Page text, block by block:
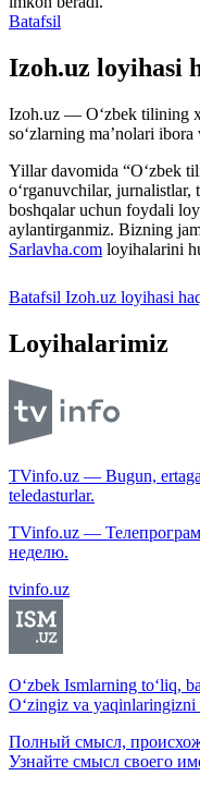
Batafsil
Izoh.uz loyihasi
Izoh.uz — O‘zbek tilining
so‘zlarning ma’nolari
Yillar davomida “O‘zbek
o‘rganuvchilar,
boshqalar uchun foydali
aylantirganmiz. Bizning
Sarlavha.com loyihalarini
Batafsil Izoh.uz loyihasi
Loyihalarimiz
TVinfo.uz — Bugun,
teledasturlar.
TVinfo.uz —
неделю.
tvinfo.uz
O‘zbek Ismlarning to‘liq,
O‘zingiz va
Полный смысл,
Узнайте смысл своего